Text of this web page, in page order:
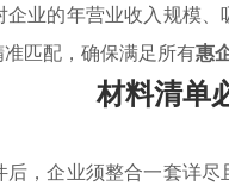
企业的年营业收入规模
匹配，确保满足所有惠
材料清单
，企业须整合一套详